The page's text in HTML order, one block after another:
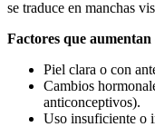
se traduce en manchas
Factores que aumentan
Piel clara o con
Cambios
anticonceptivos).
Uso insuficiente o